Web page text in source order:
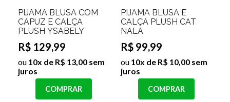
PIJAMA BLUSA COM
CAPUZ E CALÇA
PLUSH YSABELY
R$ 129,99
ou 10x de R$ 13,00 sem
juros
COMPRAR
PIJAMA BLUSA E
CALÇA PLUSH CAT
NALA
R$ 99,99
ou 10x de R$ 10,00 sem
juros
COMPRAR